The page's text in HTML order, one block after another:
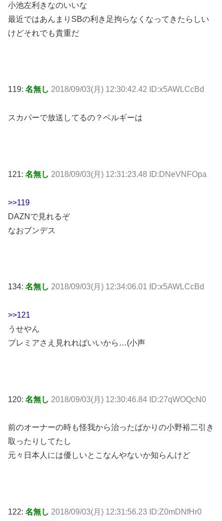
小池左利きなのいいな
最近ではあんまりSBの利き足拘らなくなってきたらしい
けどそれでも貴重だ
119: 名無し 2018/09/03(月) 12:30:42.42 ID:x5AWLCcBd
スカパーで放送してるの？ベルギーは
121: 名無し 2018/09/03(月) 12:31:23.48 ID:DNeVNFOpa
>>119
DAZNで見れるぞ
なおブンデス
134: 名無し 2018/09/03(月) 12:34:06.01 ID:x5AWLCcBd
>>121
うせやん
プレミアさえ見れればいいから…(小声
120: 名無し 2018/09/03(月) 12:30:46.84 ID:27qWOQcN0
前のオーナーの時も怪我から治ったばかりの小野裕二引き
取ったりしてたし
元々日本人には優しいとこなんやないか知らんけど
122: 名無し 2018/09/03(月) 12:31:56.23 ID:Z0mDNfHr0